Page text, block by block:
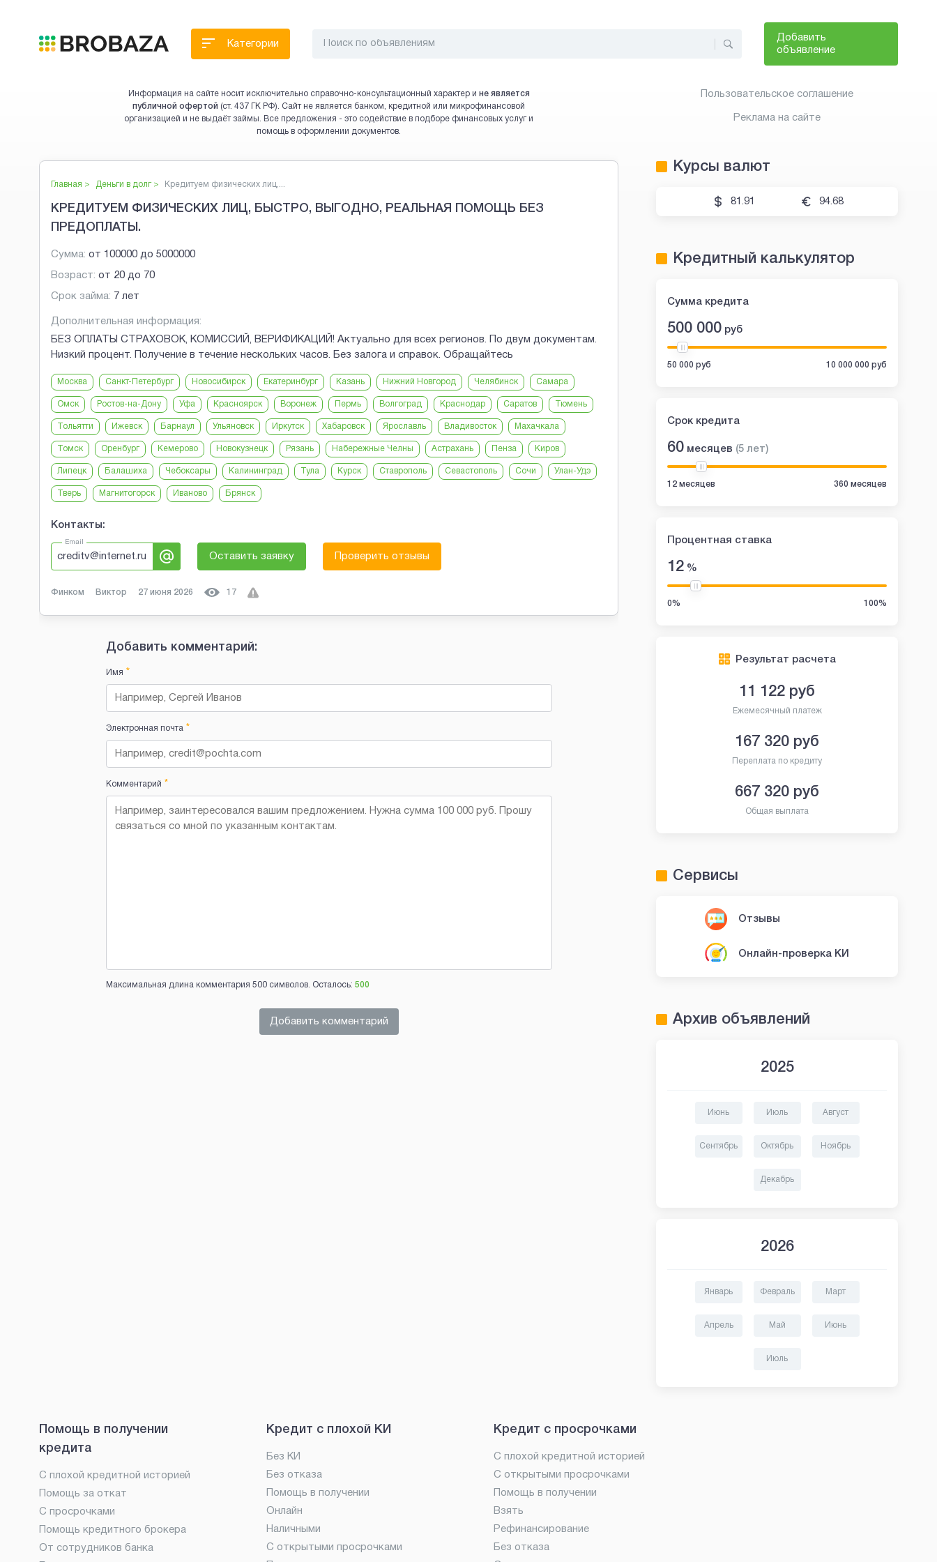
Добавить
объявление
Категории
Информация на сайте носит исключительно справочно-консультационный характер и не является
публичной офертой (ст. 437 ГК РФ). Сайт не является банком, кредитной или микрофинансовой
организацией и не выдаёт займы. Все предложения - это содействие в подборе финансовых услуг и
помощь в оформлении документов.
Главная > Деньги в долг> Кредитуем физических лиц,...
КРЕДИТУЕМ ФИЗИЧЕСКИХ ЛИЦ, БЫСТРО, ВЫГОДНО, РЕАЛЬНАЯ ПОМОЩЬ БЕЗ
ПРЕДОПЛАТЫ.
Сумма: от 100000 до 5000000
Возраст: от 20 до 70
Срок займа: 7 лет
Дополнительная информация:
БЕЗ ОПЛАТЫ СТРАХОВОК, КОМИССИЙ, ВЕРИФИКАЦИЙ! Актуально для всех регионов. По двум документам.
Низкий процент. Получение в течение нескольких часов. Без залога и справок. Обращайтесь
Москва Санкт-Петербург Новосибирск Екатеринбург Казань Нижний Новгород Челябинск Самара
Омск Ростов-на-Дону Уфа Красноярск Воронеж Пермь Волгоград Краснодар Саратов Тюмень
Тольятти Ижевск Барнаул Ульяновск Иркутск Хабаровск Ярославль Владивосток Махачкала
Томск Оренбург Кемерово Новокузнецк Рязань Набережные Челны Астрахань Пенза Киров
Липецк Балашиха Чебоксары Калининград Тула Курск Ставрополь Севастополь Сочи Улан-Удэ
Тверь Магнитогорск Иваново Брянск
Контакты:
Email
creditv@internet.ru Оставить заявку Проверить отзывы
Финком Виктор 27 июня 2026 17
Добавить комментарий:
Имя *
Электронная почта*
Комментарий *
Максимальная длина комментария 500 символов. Осталось: 500
Добавить комментарий
Пользовательское соглашение
Реклама на сайте
Курсы валют
81.91 94.68
Кредитный калькулятор
Сумма кредита
500 000 руб
50 000 руб 10 000 000 руб
Срок кредита
60 месяцев (5 лет)
12 месяцев 360 месяцев
Процентная ставка
12 %
0% 100%
Результат расчета
11 122 руб
Ежемесячный платеж
167 320 руб
Переплата по кредиту
667 320 руб
Общая выплата
Сервисы
Отзывы
Онлайн-проверка КИ
Архив объявлений
2025
Июнь Июль Август
Сентябрь Октябрь Ноябрь
Декабрь
2026
Январь Февраль Март
Апрель Май Июнь
Июль
Помощь в получении
кредита
С плохой кредитной историей
Помощь за откат
С просрочками
Помощь кредитного брокера
От сотрудников банка
Кредит с плохой КИ
Без КИ
Без отказа
Помощь в получении
Онлайн
Наличными
С открытыми просрочками
Кредит с просрочками
С плохой кредитной историей
С открытыми просрочками
Помощь в получении
Взять
Рефинансирование
Без отказа